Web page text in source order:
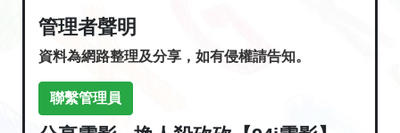
管理者聲明
資料為網路整理及分享，如有侵權請告知。
聯繫管理員